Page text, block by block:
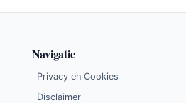
Navigatie
Privacy en Cookies
Disclaimer